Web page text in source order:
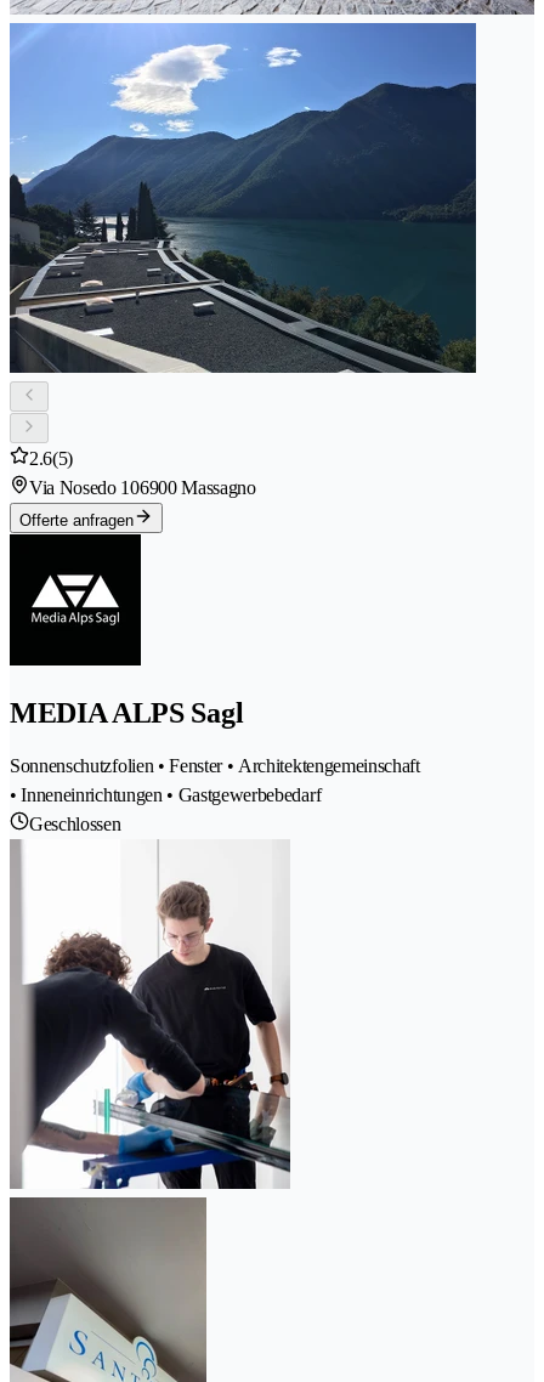
2.6(5)
Via Nosedo 106900 Massagno
Offerte anfragen
MEDIA ALPS Sagl
Sonnenschutzfolien • Fenster • Architektengemeinschaft
• Inneneinrichtungen • Gastgewerbebedarf
Geschlossen